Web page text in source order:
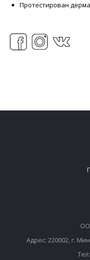
Протестирован
Адрес: 220002, г.